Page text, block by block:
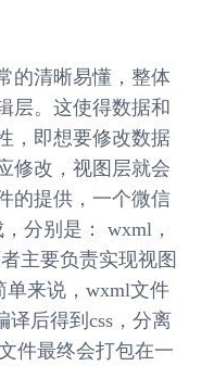
的清晰易懂，整体
层。这使得数据和
，即想要修改数据
修改，视图层就会
的提供，一个微信
分别是： wxml，
主要负责实现视图
单来说，wxml文件
译后得到css，分离
件最终会打包在一